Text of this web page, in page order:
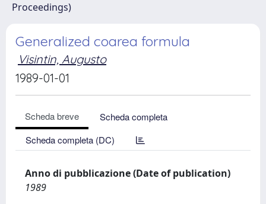
Proceedings)
Generalized coarea formula
Visintin, Augusto
1989-01-01
Scheda breve
Scheda completa
Scheda completa (DC)
Anno di pubblicazione (Date of publication)
1989